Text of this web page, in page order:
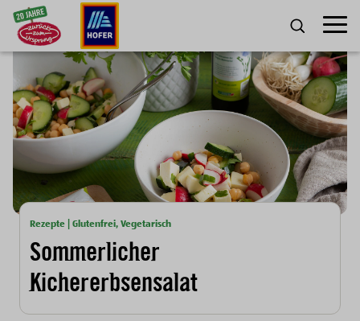
Zum Inhalt
SUCHE
Rezepte | Glutenfrei, Vegetarisch
Sommerlicher
Kichererbsensalat